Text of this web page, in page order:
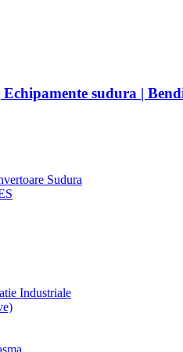
Sudura
Industriale